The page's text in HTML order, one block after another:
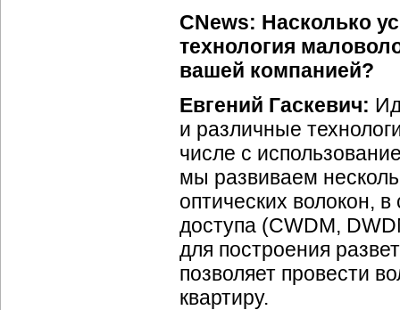
CNews: Насколько
технология
вашей компанией?
Евгений Гаскевич:
и различные
числе с
мы развиваем
оптических волокон,
доступа (CWDM,
для построения
позволяет провести
квартиру.